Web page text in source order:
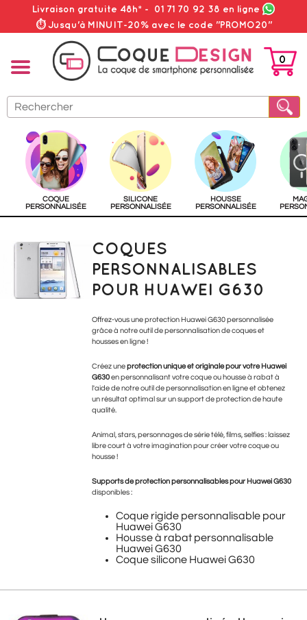
Livraison gratuite 48h* - 01 71 70 92 38 en ligne
⏱ Jusqu'à MINUIT-20% avec le code "PROMO20"
PANIER
0
COQUE
PERSONNALISÉE
SILICONE
PERSONNALISÉE
HOUSSE
PERSONNALISÉE
COQUES
PERSONNALISABLES
POUR HUAWEI G630
Offrez-vous une protection Huawei G630 personnalisée
grâce à notre outil de personnalisation de coques et
housses en ligne !
Créez uneprotection unique et originale pour votre Huawei
G630en personnalisant votre coque ou housse à rabat à
l'aide de notre outil de personnalisation en ligne et obtenez
un résultat optimal sur un support de protection de haute
qualité.
Animal, stars, personnages de série télé, films, selfies : laissez
libre court à votre imagination pour créer votre coque ou
housse !
Supports de protection personnalisables pour Huawei G630
disponibles :
Coque rigide personnalisable pour
Huawei G630
Housse à rabat personnalisable
Huawei G630
Coque silicone Huawei G630